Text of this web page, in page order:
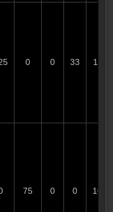
0 0 33 110
75 0 0 100